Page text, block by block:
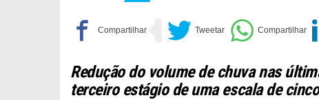
Redução do volume de chuva nas
terceiro estágio de uma escala de cinco